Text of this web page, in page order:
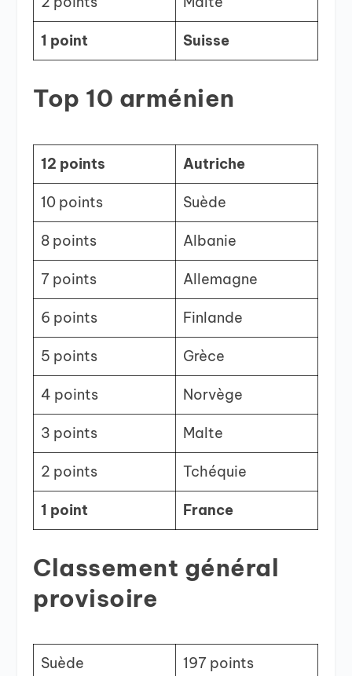
1 point Suisse
Top 10 arménien
12 points Autriche
10 points Suède
8 points Albanie
7 points Allemagne
6 points Finlande
5 points Grèce
4 points Norvège
3 points Malte
2 points Tchéquie
1 point France
Classement général
provisoire
Suède 197 points